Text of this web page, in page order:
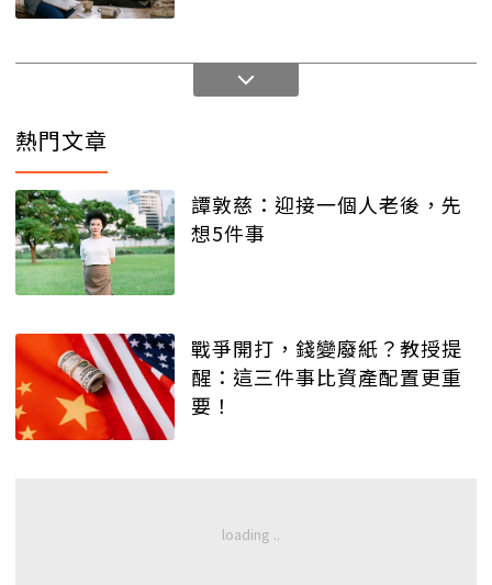
熱門文章
譚敦慈：迎接一個人老後，先
想5件事
戰爭開打，錢變廢紙？教授提
醒：這三件事比資產配置更重
要！